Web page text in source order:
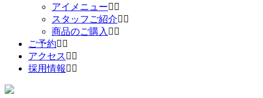
アイメニュー
スタッフご紹介
商品のご購入
ご予約
アクセス
採用情報